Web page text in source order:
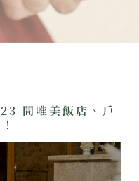
間唯美飯店、戶